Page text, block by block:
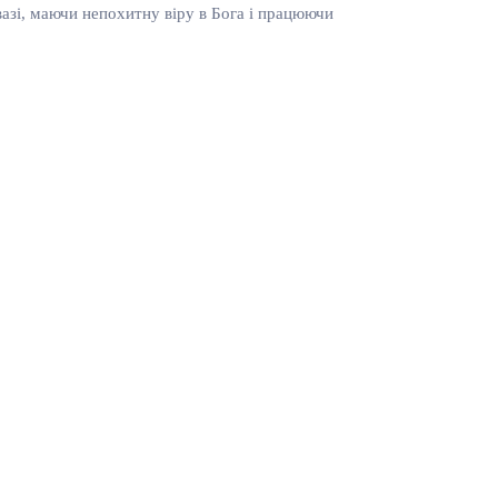
маючи непохитну віру в Бога і працюючи